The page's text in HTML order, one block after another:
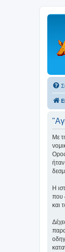
Με
Η
που
και